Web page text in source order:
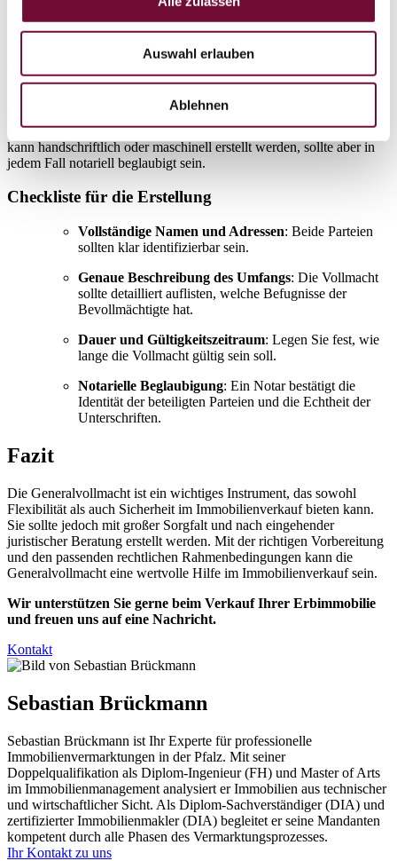
Auswahl erlauben
Ablehnen
Postmortale Vollmacht: Diese Vollmacht wird erst
nach dem Tod des Vollmachtgebers aktiv und kann in
Wie erstelle ich eine Generalvollmacht?
Die Erstellung einer Generalvollmacht sollte sorgfältig geplant und
idealerweise mit juristischer Beratung durchgeführt werden. Sie
kann handschriftlich oder maschinell erstellt werden, sollte aber in
jedem Fall notariell beglaubigt sein.
Checkliste für die Erstellung
Vollständige Namen und Adressen: Beide Parteien
sollten klar identifizierbar sein.
Genaue Beschreibung des Umfangs: Die Vollmacht
sollte detailliert auflisten, welche Befugnisse der
Bevollmächtigte hat.
Dauer und Gültigkeitszeitraum: Legen Sie fest, wie
lange die Vollmacht gültig sein soll.
Notarielle Beglaubigung: Ein Notar bestätigt die
Identität der beteiligten Parteien und die Echtheit der
Unterschriften.
Fazit
Die Generalvollmacht ist ein wichtiges Instrument, das sowohl
Flexibilität als auch Sicherheit im Immobilienverkauf bieten kann.
Sie sollte jedoch mit großer Sorgfalt und nach eingehender
juristischer Beratung erstellt werden. Mit der richtigen Vorbereitung
und den passenden rechtlichen Rahmenbedingungen kann die
Generalvollmacht eine wertvolle Hilfe im Immobilienverkauf sein.
Wir unterstützen Sie gerne beim Verkauf Ihrer Erbimmobilie
und freuen uns auf eine Nachricht.
Kontakt
Sebastian Brückmann
Sebastian Brückmann ist Ihr Experte für professionelle
Immobilienvermarktungen in der Pfalz. Mit seiner
Doppelqualifikation als Diplom-Ingenieur (FH) und Master of Arts
im Immobilienmanagement analysiert er Immobilien aus technischer
und wirtschaftlicher Sicht. Als Diplom-Sachverständiger (DIA) und
zertifizierter Immobilienmakler (DIA) begleitet er seine Mandanten
kompetent durch alle Phasen des Vermarktungsprozesses.
Ihr Kontakt zu uns